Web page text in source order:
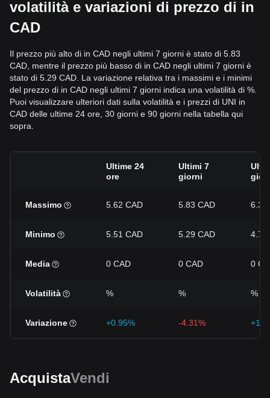
volatilità e variazioni di prezzo di in
CAD
Il prezzo più alto di in CAD negli ultimi 7 giorni è stato di 5.83
CAD, mentre il prezzo più basso di in CAD negli ultimi 7 giorni è
stato di 5.29 CAD. La variazione relativa tra i massimi e i minimi
del prezzo di in CAD negli ultimi 7 giorni indica una volatilità di %.
Puoi visualizzare ulteriori dati sulla volatilità e i prezzi di UNI in
CAD delle ultime 24 ore, 30 giorni e 90 giorni nella tabella qui
sopra.
Ultime 24
ore
Ultimi 7
giorni
Massimo 5.62 CAD 5.83 CAD 6.35
Minimo 5.51 CAD 5.29 CAD 4.76
Media 0 CAD 0 CAD 0
Volatilità % % %
Variazione +0.95% -4.31%
AcquistaVendi